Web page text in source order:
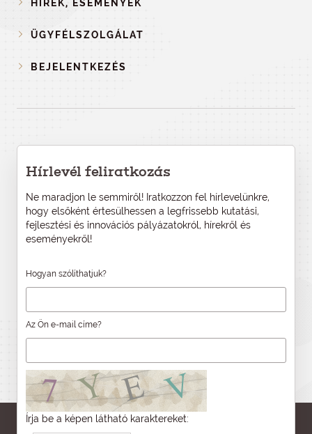
HÍREK, ESEMÉNYEK
ÜGYFÉLSZOLGÁLAT
BEJELENTKEZÉS
Hírlevél feliratkozás
Ne maradjon le semmiről! Iratkozzon fel hírlevelünkre,
hogy elsőként értesülhessen a legfrissebb kutatási,
fejlesztési és innovációs pályázatokról, hírekről és
eseményekről!
Hogyan szólíthatjuk?
Az Ön e-mail címe?
Írja be a képen látható karaktereket: